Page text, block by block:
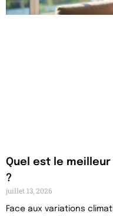
Quel est le
?
juillet 13, 2026
Face aux variations